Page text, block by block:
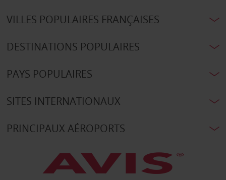
VILLES POPULAIRES FRANÇAISES
DESTINATIONS POPULAIRES
PAYS POPULAIRES
SITES INTERNATIONAUX
PRINCIPAUX AÉROPORTS